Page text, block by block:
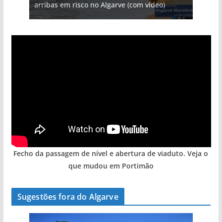
gastronómica nasce no Algarve
Algarve voltam a ter vida (com vídeo)
arribas em risco no Algarve (com vídeo)
entre redes e fábricas
hotéis (com vídeo)
Fecho da passagem de nível e abertura de viaduto. Veja o
que mudou em Portimão
Sugestões fora do Algarve